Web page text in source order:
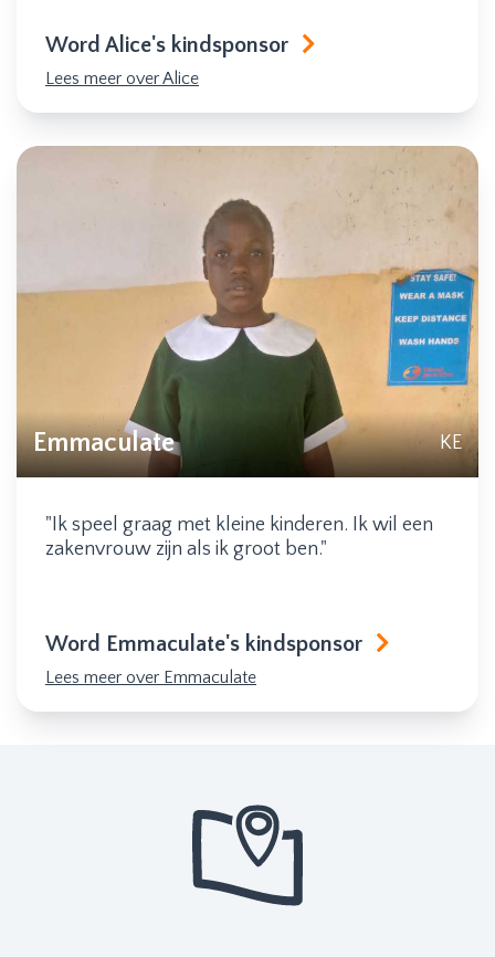
Word Alice's kindsponsor
Lees meer over Alice
Emmaculate KE
"Ik speel graag met kleine kinderen. Ik wil een
zakenvrouw zijn als ik groot ben."
Word Emmaculate's kindsponsor
Lees meer over Emmaculate